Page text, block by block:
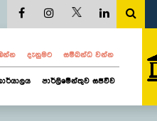
දැනුමට සම්බන්ධ වන්න
පාර්ලිමේන්තුව සජීවීව